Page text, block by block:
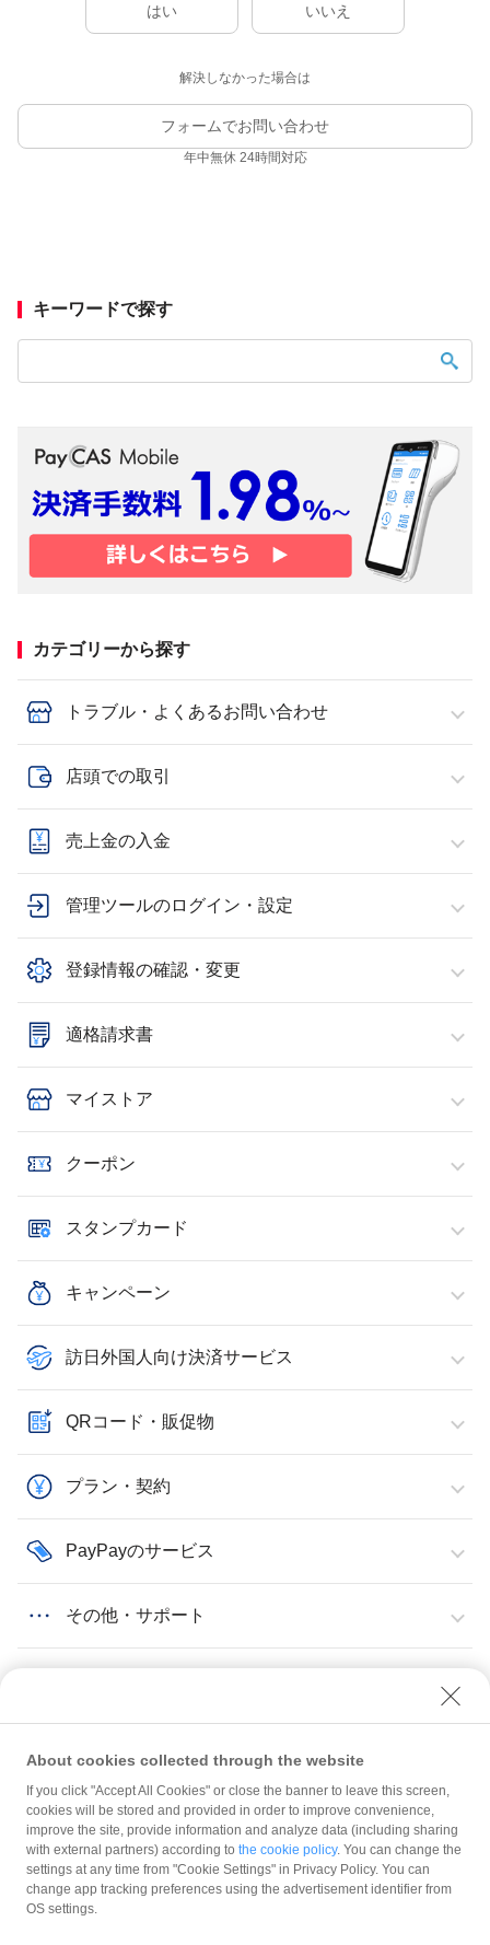
はい いいえ
解決しなかった場合は
フォームでお問い合わせ
年中無休 24時間対応
キーワードで探す
カテゴリーから探す
トラブル・よくあるお問い合わせ
店頭での取引
売上金の入金
管理ツールのログイン・設定
登録情報の確認・変更
適格請求書
マイストア
クーポン
スタンプカード
キャンペーン
訪日外国人向け決済サービス
QRコード・販促物
プラン・契約
PayPayのサービス
その他・サポート
QRコード・販促物
販促物（店頭用ステッカーなど）
「PayPay残高限定」と書いてあるステッカーが届いた
規約
ガイドライン
About cookies collected through the website
If you click "Accept All Cookies" or close the banner to leave this screen,
cookies will be stored and provided in order to improve convenience,
improve the site, provide information and analyze data (including sharing
with external partners) according to the cookie policy. You can change the
settings at any time from "Cookie Settings" in Privacy Policy. You can
change app tracking preferences using the advertisement identifier from
OS settings.